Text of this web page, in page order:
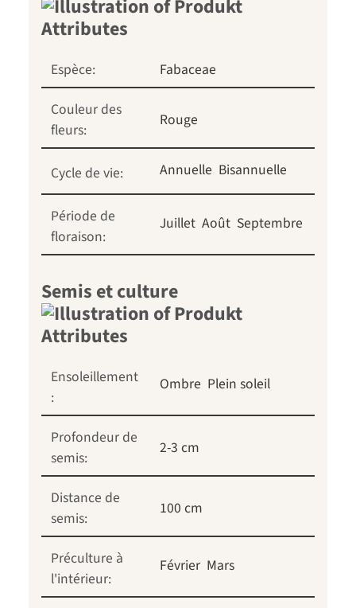
Espèce:
Fabaceae
Couleur des
fleurs:
Rouge
Cycle de vie: Annuelle Bisannuelle
Période de
floraison:
Juillet Août Septembre
Semis et culture
Ensoleillement
:
Ombre Plein soleil
Profondeur de
semis:
2-3 cm
Distance de
semis:
100 cm
Préculture à
l'intérieur:
Février Mars